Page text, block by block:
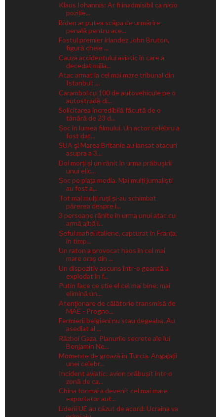
Klaus Iohannis: Ar fi inadmisibil ca nicio
poziție...
Biden ar putea scăpa de urmărire
penală pentru ace...
Fostul premier irlandez John Bruton,
figură cheie ...
Cauza accidentului aviatic în care a
decedat milia...
Atac armat la cel mai mare tribunal din
Istanbul: ...
Carambol cu 100 de autovehicule pe o
autostradă di...
Solicitarea incredibilă făcută de o
tânără de 23 d...
Șoc în lumea filmului. Un actor celebru a
fost dat...
SUA şi Marea Britanie au lansat atacuri
asupra a 3...
Doi morți și un rănit în urma prăbuşirii
unui elic...
Șoc pe piața media. Mai mulți jurnaliști
au fost a...
Tot mai mulți ruși și-au schimbat
părerea despre i...
3 persoane rănite în urma unui atac cu
armă albă l...
Șeful mafiei italiene, capturat în Franța,
în timp...
Un raton a provocat haos în cel mai
mare oraș din ...
Un dispozitiv ascuns într-o geantă a
explodat în f...
Putin face ce știe el cel mai bine: mai
elimină un...
Atenţionare de călătorie transmisă de
MAE - Progno...
Fermierii belgieni nu stau degeaba. Au
asediat al ...
Război Gaza. Planurile secrete ale lui
Benjamin Ne...
Momente de groază în Turcia. Angajații
unei celebr...
Incident aviatic: avion prăbușit într-o
zonă de ca...
China tocmai a devenit cel mai mare
exportator aut...
Liderii UE au căzut de acord: Ucraina va